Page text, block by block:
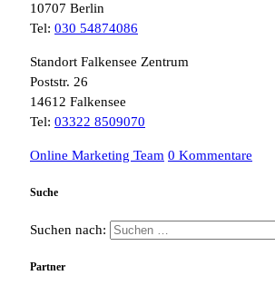
10707 Berlin
Tel: 030 54874086
Standort Falkensee Zentrum
Poststr. 26
14612 Falkensee
Tel: 03322 8509070
Online Marketing Team 0 Kommentare
Suche
Suchen nach:
Partner